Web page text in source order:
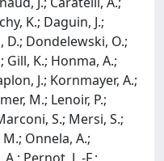
K.; Daguin, J.;
D.; Dondelewski, O.;
Gill, K.; Honma, A.;
J.; Kornmayer, A.;
M.; Lenoir, P.;
S.; Mersi, S.;
Onnela, A.;
Pernot, J. -F.;